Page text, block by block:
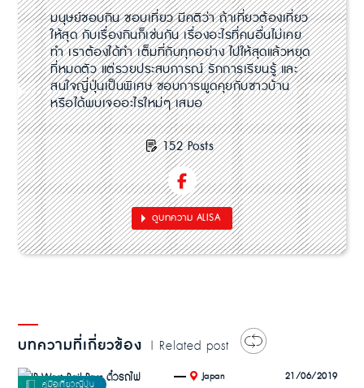
มนุษย์ชอบกิน ชอบเที่ยว มีคติว่า ถ้าเที่ยวต้องเที่ยว
ให้สุด กับเรื่องกินก็เช่นกัน เรื่องอะไรที่คนอื่นไม่เคย
ทำ เราต้องได้ทำ เต็มที่กับทุกอย่าง ไปให้สุดแล้วหยุด
ที่หมดตัว แต่รวยประสบการณ์ รักการเรียนรู้ และ
สนใจญี่ปุ่นเป็นพิเศษ ชอบการพูดคุยกับชาวบ้าน
หรือได้พบเจออะไรใหม่ๆ เสมอ
152 Posts
ดูบทความ ALISA
บทความที่เกี่ยวข้อง | Related post
. Japan 21/06/2019